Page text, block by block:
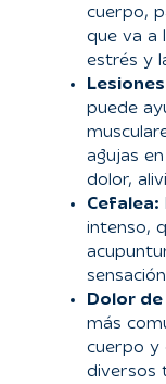
cuerpo,
que va a
estrés y
puede
agujas
dolor,
Cefalea:
intenso,
Dolor
más
cuerpo y
diversos